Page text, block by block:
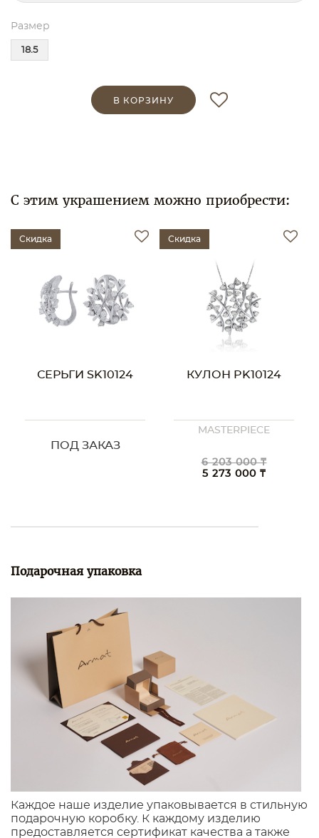
Размер
18.5
В КОРЗИНУ
С этим украшением можно приобрести:
Скидка
СЕРЬГИ SK10124
ПОД ЗАКАЗ
Скидка
КУЛОН PK10124
MASTERPIECE
6 203 000 ₸
5 273 000 ₸
Подарочная упаковка
Каждое наше изделие упаковывается в стильную
подарочную коробку. К каждому изделию
предоставляется сертификат качества а также